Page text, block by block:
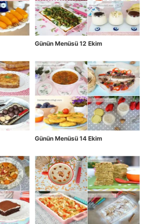
Günün Menüsü 12 Ekim
Günün Menüsü 14 Ekim